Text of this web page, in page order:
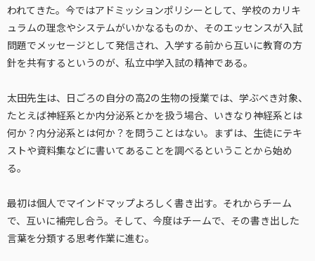
われてきた。今ではアドミッションポリシーとして、学校のカリキ
ュラムの理念やシステムがいかなるものか、そのエッセンスが入試
問題でメッセージとして発信され、入学する前から互いに教育の方
針を共有するというのが、私立中学入試の精神である。
太田先生は、日ごろの自分の高2の生物の授業では、学ぶべき対象、
たとえば神経系とか内分泌系とかを扱う場合、いきなり神経系とは
何か？内分泌系とは何か？を問うことはない。まずは、生徒にテキ
ストや資料集などに書いてあることを調べるということから始め
る。
最初は個人でマインドマップよろしく書き出す。それからチーム
で、互いに補完し合う。そして、今度はチームで、その書き出した
言葉を分類する思考作業に進む。